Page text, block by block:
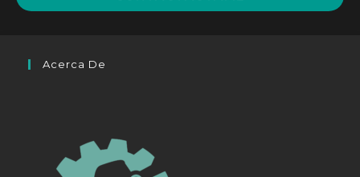
Acerca De